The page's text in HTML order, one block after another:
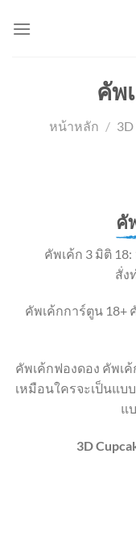
คัพ
หน้าหลัก / 3D
คั
คัพเค้ก 3 มิติ 18:
สั่ง
คัพเค้กการ์ตูน 18+
คัพเค้กฟองดอง คัพเ
เหมือนใครจะเป็นแบ
แ
3D